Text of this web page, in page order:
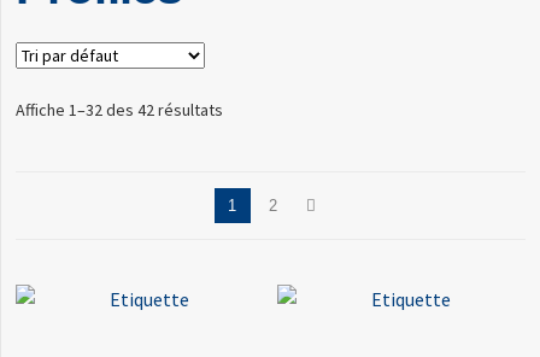
Affiche 1–32 des 42 résultats
1 2